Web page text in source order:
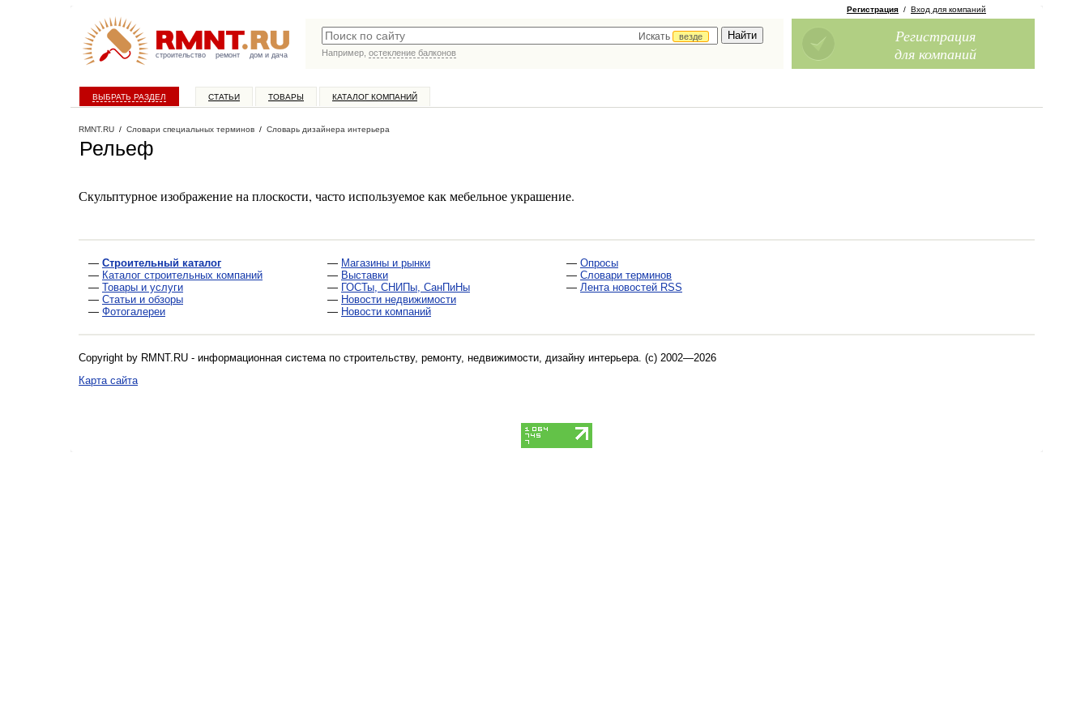
строительство ремонт дом и дача
Искать
везде
Например, остекление балконов
Регистрация / Вход для компаний
Регистрация
для компаний
ВЫБРАТЬ РАЗДЕЛ СТАТЬИ ТОВАРЫ КАТАЛОГ КОМПАНИЙ
RMNT.RU / Словари специальных терминов / Словарь дизайнера интерьера
Рельеф
Скульптурное изображение на плоскости, часто используемое как мебельное украшение.
— Строительный каталог
— Каталог строительных компаний
— Товары и услуги
— Статьи и обзоры
— Фотогалереи
— Магазины и рынки
— Выставки
— ГОСТы, СНИПы, СанПиНы
— Новости недвижимости
— Новости компаний
— Опросы
— Словари терминов
— Лента новостей RSS
Copyright by RMNT.RU - информационная система по строительству, ремонту, недвижимости, дизайну интерьера. (c) 2002—2026
Карта сайта